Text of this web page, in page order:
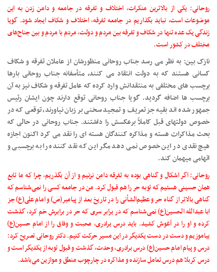
روحانی: یکی از بالاترین منکرات، اختلاف و تفرقه در جامعه و دامن زدن به این
موضوعات است، نباید بگذاریم در جامعه تفرقه، اختلاف و شکاف ایجاد شود. گویا
زندگی یک عده تنها در شکاف و تفرقه بین مردم و دولت، مردم با مردم و بین جناح‌های
مختلف در کشور است.
نازک بین: به نظر می رسد جناب روحانی منظورشان از عاملان تفرقه و شکاف
کسانی هستند که به دولت انتقاد می کنند، متأسفانه جناب روحانی بارها
برچسب های مختلفی به منتقدانش وارد کرده که عامل تفرقه و شکاف نیز به آن
برچسب ها اضافه گردید. گویا جناب روحانی توقع دارند چون ایشان رئیس
جمهور شده اند بقیه جز تعریف و تمجید سخنی بر زبان نیاورند، توقعی که در
خصوص دولتهای قبل کاملاً برعکسش را داشتند. جناب روحانی در حالی که
بحث مذاکرات هسته و مذاکره کنندگان هسته ای را نقد می کرد اکنون اجازه
هیچ نقدی در این خصوص نمی دهد مگر این که نقد کننده را به برچسبی و
اتهامی میهمان کند.
روحانی: اگر اشکال و گناهی بوده به تفرقه دامن نزنیم و از آن بگذریم، چرا که ما تابع
همان حسینی هستیم که توبه حر را هم قبول کرد. من در جامعه کسی را نمی‌شناسم که
گناهی بالاتر از گناه حر و عظیم‌الشأنی را در تاریخ بعد از پیامبر(ص) و امام علی(ع) جز
ابا عبدالله الحسین(ع) نمی‌شناسم که در برابر سری که حر در برابرش خم کرد، گذشت
کرده و او را در آغوش کشید. باید درس برادری، محبت و وفاق را از امام حسین(ع)
بیاموزیم و دست در دست یکدیگر در این مسیر حرکت کنیم. دکتر روحانی تصریح کرد:
درس و پیام امام حسین(ع) درس برادری، وحدت، گذشت و قبول توبه از یکدیگر است و
درس کربلا هم درس تعامل سازنده و مذاکره در چارچوب منطق و موازین می‌باشد.